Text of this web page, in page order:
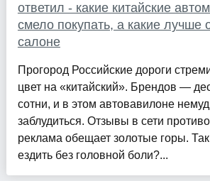
ответил - какие китайские
смело покупать, а какие лучше
салоне
Прогород Российские дороги
цвет на «китайский». Брендов —
сотни, и в этом автовавилоне
заблудиться. Отзывы в сети
реклама обещает золотые горы.
ездить без головной боли?...